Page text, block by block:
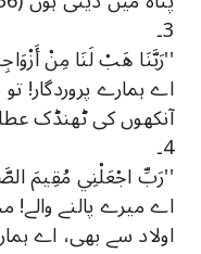
3۔
''رَبَّنَا هَبْ لَنَا مِنْ
اے ہمارے پروردگار!
آنکھوں کی ٹھنڈک عطا فرما (74)
4۔
''رَبِّ اجْعَلْنِي مُقِيمَ
اے میرے پالنے والے!